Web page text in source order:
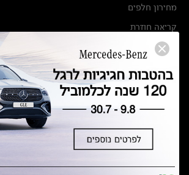
מחירון חלפים
קריאה חוזרת
הודעה על הטבות לרכבי מרצדס בהסדר פשרה בתצ 56447-02-19
תקנון ימי מכירות 120 לכלמוביל
מצאו אותנו
אולמות תצוגה